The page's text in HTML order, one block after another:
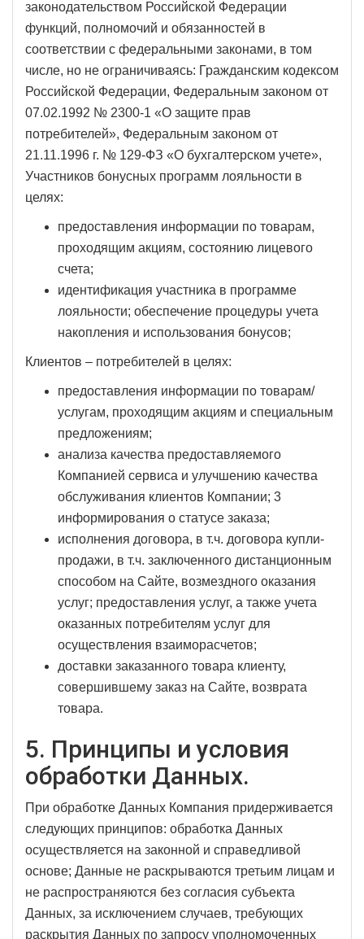
законодательством Российской Федерации
функций, полномочий и обязанностей в
соответствии с федеральными законами, в том
числе, но не ограничиваясь: Гражданским кодексом
Российской Федерации, Федеральным законом от
07.02.1992 № 2300-1 «О защите прав
потребителей», Федеральным законом от
21.11.1996 г. № 129-ФЗ «О бухгалтерском учете»,
Участников бонусных программ лояльности в
целях:
предоставления информации по товарам,
проходящим акциям, состоянию лицевого
счета;
идентификация участника в программе
лояльности; обеспечение процедуры учета
накопления и использования бонусов;
Клиентов – потребителей в целях:
предоставления информации по товарам/
услугам, проходящим акциям и специальным
предложениям;
анализа качества предоставляемого
Компанией сервиса и улучшению качества
обслуживания клиентов Компании; 3
информирования о статусе заказа;
исполнения договора, в т.ч. договора купли-
продажи, в т.ч. заключенного дистанционным
способом на Сайте, возмездного оказания
услуг; предоставления услуг, а также учета
оказанных потребителям услуг для
осуществления взаиморасчетов;
доставки заказанного товара клиенту,
совершившему заказ на Сайте, возврата
товара.
5. Принципы и условия
обработки Данных.
При обработке Данных Компания придерживается
следующих принципов: обработка Данных
осуществляется на законной и справедливой
основе; Данные не раскрываются третьим лицам и
не распространяются без согласия субъекта
Данных, за исключением случаев, требующих
раскрытия Данных по запросу уполномоченных